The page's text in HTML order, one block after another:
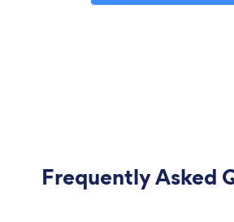
Frequently Asked